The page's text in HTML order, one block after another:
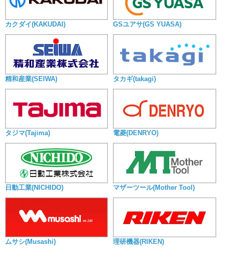
カクダイ(KAKUDAI) GSユアサ(GS YUASA)
精和産業(SEIWA) タカギ(takagi)
タジマ(Tajima) 電菱(DENRYO)
日動工業(NICHIDO) マザーツール(Mother Tool)
ムサシ(Musashi) 理研機器(RIKEN)